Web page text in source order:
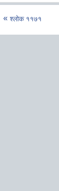
श्लोक ११७१